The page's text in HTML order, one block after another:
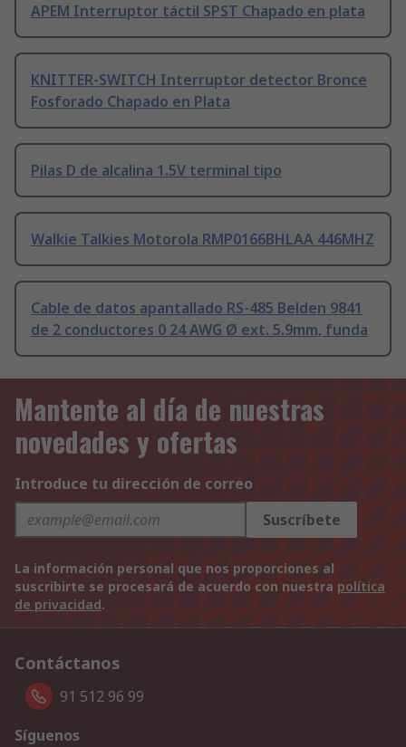
APEM Interruptor táctil SPST Chapado en plata
KNITTER-SWITCH Interruptor detector Bronce
Fosforado Chapado en Plata
Pilas D de alcalina 1.5V terminal tipo
Walkie Talkies Motorola RMP0166BHLAA 446MHZ
Cable de datos apantallado RS-485 Belden 9841
de 2 conductores 0 24 AWG Ø ext. 5.9mm, funda
Mantente al día de nuestras
novedades y ofertas
Introduce tu dirección de correo
Suscríbete
La información personal que nos proporciones al
suscribirte se procesará de acuerdo con nuestra política
de privacidad.
Contáctanos
91 512 96 99
Síguenos